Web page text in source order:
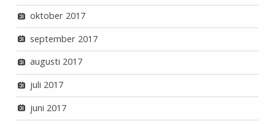
oktober 2017
september 2017
augusti 2017
juli 2017
juni 2017